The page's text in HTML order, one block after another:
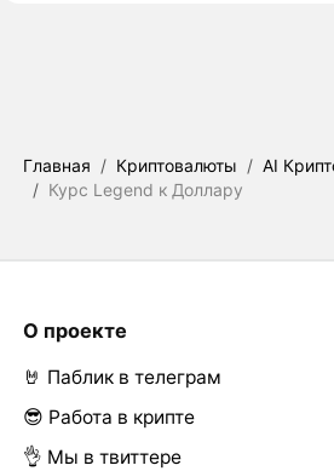
Главная / Криптовалюты / AI
/ Курс Legend к Доллару
О проекте
🤘 Паблик в телеграм
😎 Работа в крипте
👌 Мы в твиттере